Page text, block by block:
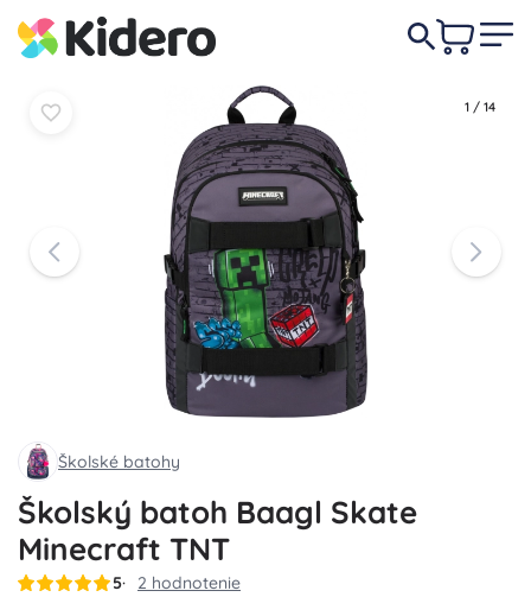
1 / 14
Školské batohy
Školský batoh Baagl Skate
Minecraft TNT
5 2 hodnotenie
109,00 € Do košíka